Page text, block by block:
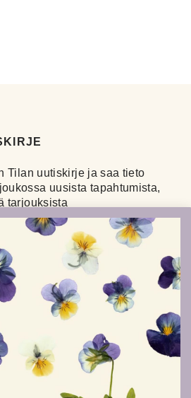
Tilan uutiskirje ja saa tieto
uusista tapahtumista,
tarjouksista
tilauksen hyväksyn
*